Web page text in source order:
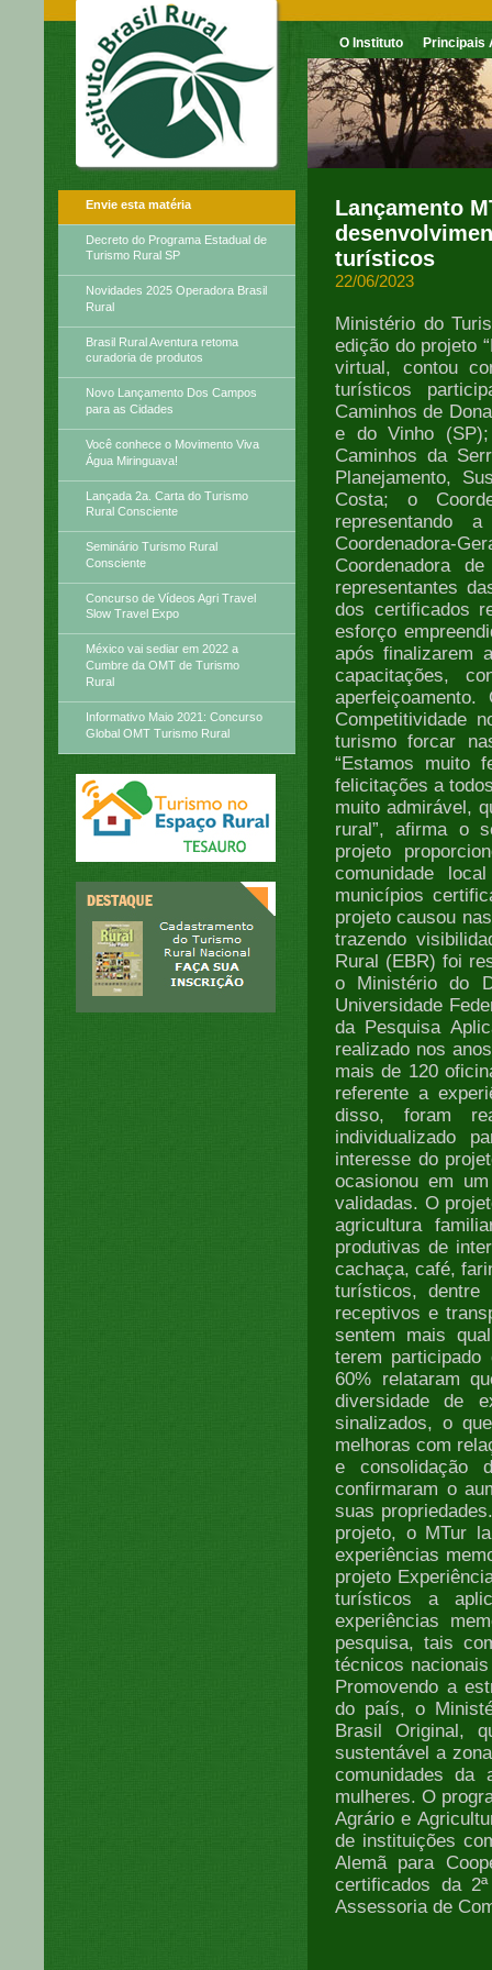
O Instituto Principais
Boletim Informativo
Envie esta matéria
Decreto do Programa Estadual de
Turismo Rural SP
Novidades 2025 Operadora Brasil
Rural
Brasil Rural Aventura retoma
curadoria de produtos
Novo Lançamento Dos Campos
para as Cidades
Você conhece o Movimento Viva
Água Miringuava!
Lançada 2a. Carta do Turismo
Rural Consciente
Seminário Turismo Rural
Consciente
Concurso de Vídeos Agri Travel
Slow Travel Expo
México vai sediar em 2022 a
Cumbre da OMT de Turismo
Rural
Informativo Maio 2021: Concurso
Global OMT Turismo Rural
Lançamento
turísticos
22/06/2023
Ministério do
edição do projeto
virtual, contou
turísticos
Caminhos de
e do Vinho
Caminhos da
Planejamento,
Costa; o
representando
Coordenadora-
Coordenadora
representantes
dos certificados
esforço
após finalizarem
capacitações,
Competitividade
turismo forcar
“Estamos muito
felicitações a
muito admirável,
rural”, afirma o
projeto
comunidade
municípios
projeto causou
trazendo
Rural (EBR) foi
o Ministério do
Universidade
da Pesquisa
realizado nos
mais de 120
referente a
disso, foram
individualizado
interesse do
ocasionou em
validadas. O
agricultura
produtivas de
cachaça, café,
turísticos, dentre
receptivos e
sentem mais
terem
60% relataram
diversidade de
sinalizados, o
melhoras com
e consolidação
confirmaram o
suas
projeto, o MTur
experiências
projeto
turísticos a
experiências
pesquisa, tais
técnicos
Promovendo a
do país, o
Brasil Original,
sustentável a
comunidades da
mulheres. O
Agrário e
de instituições
Alemã para
certificados da
Assessoria de